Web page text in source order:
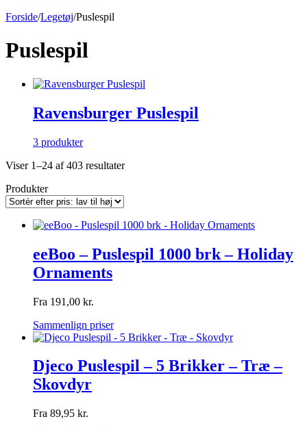
Forside/Legetøj/Puslespil
Puslespil
Ravensburger Puslespil
3 produkter
Viser 1–24 af 403 resultaterSorteret
høj
Produkter
eeBoo – Puslespil 1000 brk – Holiday
Ornaments
Fra 191,00 kr.
Sammenlign priser
Djeco Puslespil – 5 Brikker – Træ –
Skovdyr
Fra 89,95 kr.